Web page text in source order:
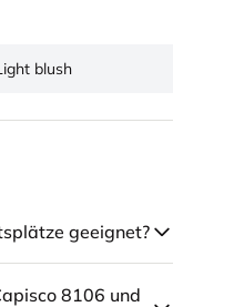
blush
geeignet?
8106 und